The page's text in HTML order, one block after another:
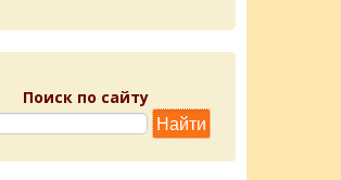
Поиск по сайту